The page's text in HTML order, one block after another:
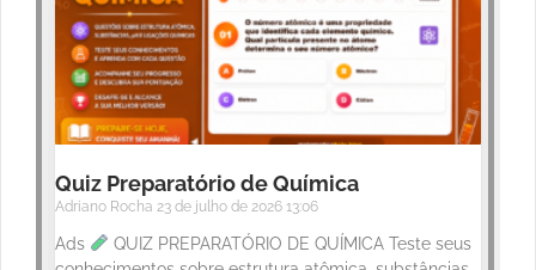
Quiz Preparatório de Química
Adriano Rocha 23 de julho de 2026 13:06
Ads
QUIZ PREPARATÓRIO DE QUÍMICA Teste seus